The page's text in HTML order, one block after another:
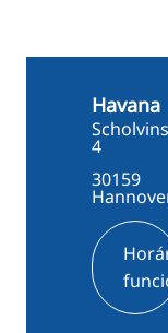
Havana
4
30159